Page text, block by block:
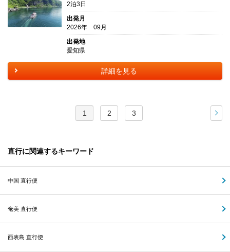
2泊3日
出発月
2026年 09月
出発地
愛知県
詳細を見る
1 2 3
直行に関連するキーワード
中国 直行便
奄美 直行便
西表島 直行便